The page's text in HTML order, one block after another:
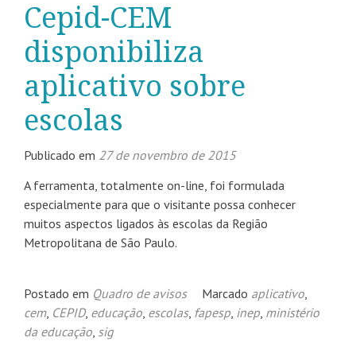
Cepid-CEM
disponibiliza
aplicativo sobre
escolas
Publicado em 27 de novembro de 2015
A ferramenta, totalmente on-line, foi formulada
especialmente para que o visitante possa conhecer
muitos aspectos ligados às escolas da Região
Metropolitana de São Paulo.
Postado em Quadro de avisos Marcado aplicativo,
cem, CEPID, educação, escolas, fapesp, inep, ministério
da educação, sig